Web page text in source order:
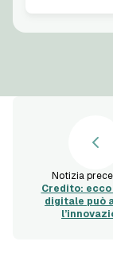
Notizia
Credito: ecco
digitale può